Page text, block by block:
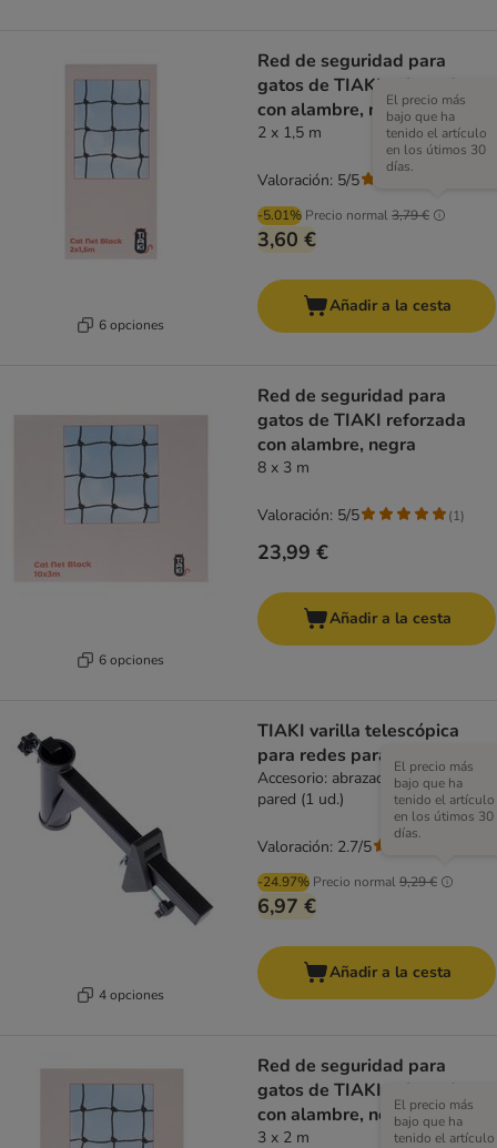
6 opciones
Red de seguridad para
gatos de TIAKI reforzada
con alambre, negra
2 x 1,5 m
-5.01% Precio normal3,79 €
El precio más
bajo que ha
tenido el artículo
en los útimos 30
días.
3,60 €
Valoración: 5/5
Añadir a la cesta
6 opciones
Red de seguridad para
gatos de TIAKI reforzada
con alambre, negra
8 x 3 m
23,99 €
Valoración: 5/5 (1)
Añadir a la cesta
4 opciones
TIAKI varilla telescópica
para redes para gatos
Accesorio: abrazadera para la
pared (1 ud.)
-24.97% Precio normal9,29 €
El precio más
bajo que ha
tenido el artículo
en los útimos 30
días.
6,97 €
Valoración: 2.7/5
Añadir a la cesta
Red de seguridad para
gatos de TIAKI reforzada
con alambre, negra
3 x 2 m
El precio más
bajo que ha
tenido el artículo